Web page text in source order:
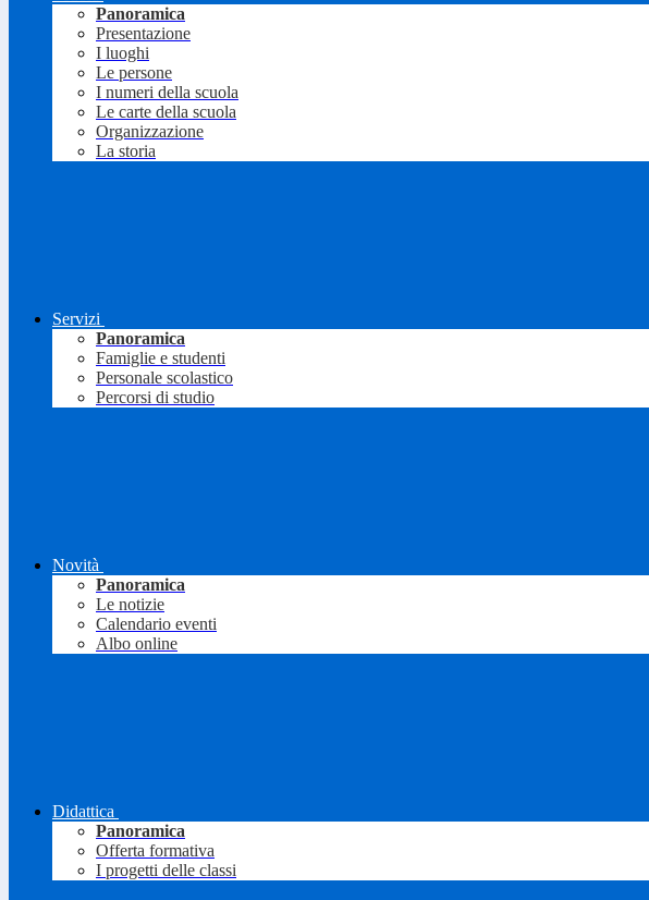
Panoramica
Presentazione
I luoghi
Le persone
I numeri della scuola
Le carte della scuola
Organizzazione
La storia
Servizi
Panoramica
Famiglie e studenti
Personale scolastico
Percorsi di studio
Novità
Panoramica
Le notizie
Calendario eventi
Albo online
Didattica
Panoramica
Offerta formativa
I progetti delle classi